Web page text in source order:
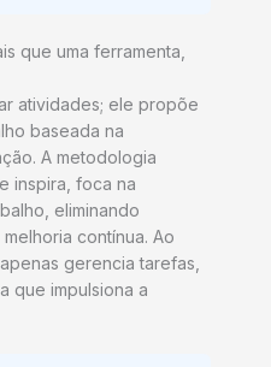
que uma ferramenta,
atividades; ele propõe
baseada na
A metodologia
inspira, foca na
eliminando
contínua. Ao
gerencia tarefas,
que impulsiona a